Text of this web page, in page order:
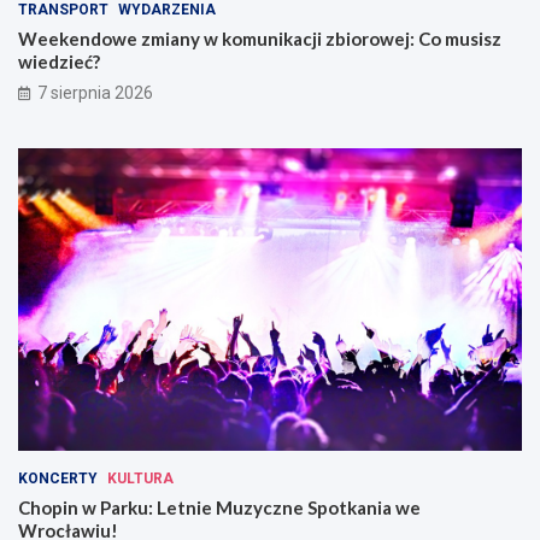
iw
W
r
o
a
w
i
u
TRANSPORT WYDARZENIA
Weekendowe zmiany w komunikacji zbiorowej: Co musisz
wiedzieć?
7 sierpnia 2026
KONCERTY KULTURA
Chopin w Parku: Letnie Muzyczne Spotkania we
Wrocławiu!